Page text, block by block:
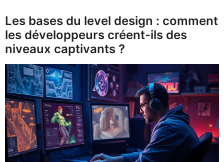
Les bases du level design : comment
les développeurs créent-ils des
niveaux captivants ?